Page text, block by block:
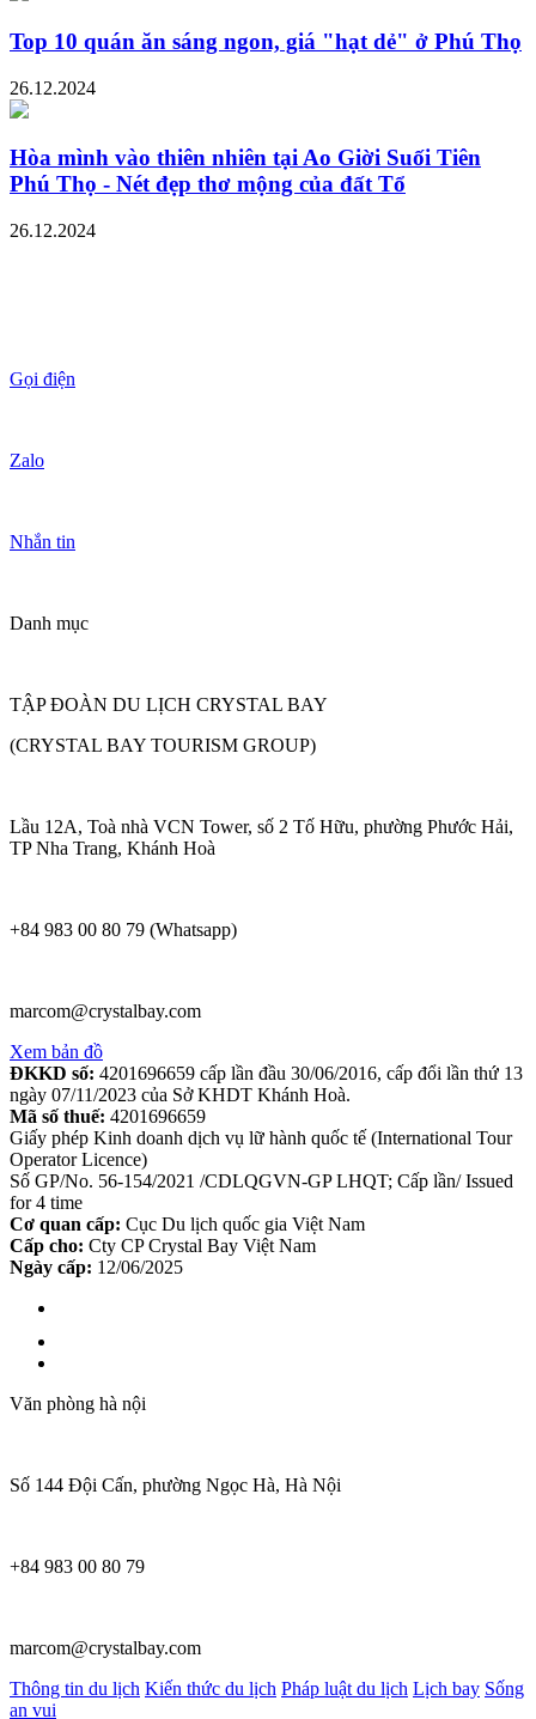
Top 10 quán ăn sáng ngon, giá "hạt dẻ" ở Phú Thọ
26.12.2024
Hòa mình vào thiên nhiên tại Ao Giời Suối Tiên
Phú Thọ - Nét đẹp thơ mộng của đất Tổ
26.12.2024
Gọi điện
Zalo
Nhắn tin
Danh mục
TẬP ĐOÀN DU LỊCH CRYSTAL BAY
(CRYSTAL BAY TOURISM GROUP)
Lầu 12A, Toà nhà VCN Tower, số 2 Tố Hữu, phường Phước Hải,
TP Nha Trang, Khánh Hoà
+84 983 00 80 79 (Whatsapp)
marcom@crystalbay.com
Xem bản đồ
ĐKKD số: 4201696659 cấp lần đầu 30/06/2016, cấp đổi lần thứ 13
ngày 07/11/2023 của Sở KHDT Khánh Hoà.
Mã số thuế: 4201696659
Giấy phép Kinh doanh dịch vụ lữ hành quốc tế (International Tour
Operator Licence)
Số GP/No. 56-154/2021 /CDLQGVN-GP LHQT; Cấp lần/ Issued
for 4 time
Cơ quan cấp: Cục Du lịch quốc gia Việt Nam
Cấp cho: Cty CP Crystal Bay Việt Nam
Ngày cấp: 12/06/2025
Văn phòng hà nội
Số 144 Đội Cấn, phường Ngọc Hà, Hà Nội
+84 983 00 80 79
marcom@crystalbay.com
Thông tin du lịch Kiến thức du lịch Pháp luật du lịch Lịch bay Sống
an vui